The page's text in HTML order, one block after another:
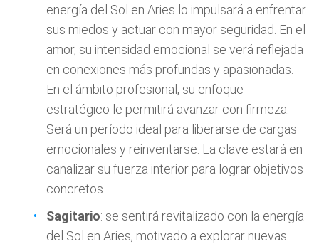
energía del Sol en Aries lo impulsará a enfrentar
sus miedos y actuar con mayor seguridad. En el
amor, su intensidad emocional se verá reflejada
en conexiones más profundas y apasionadas.
En el ámbito profesional, su enfoque
estratégico le permitirá avanzar con firmeza.
Será un período ideal para liberarse de cargas
emocionales y reinventarse. La clave estará en
canalizar su fuerza interior para lograr objetivos
concretos
Sagitario: se sentirá revitalizado con la energía
del Sol en Aries, motivado a explorar nuevas